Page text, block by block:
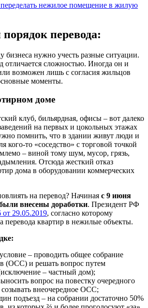
нежилое помещение в жилую
перевода:
бизнеса нужно учесть разные ситуации.
отличается сложностью. Иногда он и
возможен лишь с согласия жильцов
моменты.
доме
клуб, бильярдная, офисы – вот далеко
на первых и цокольных этажах
помнить, что в здании живут люди и
кого-то «соседство» с торговой точкой
– виной тому шум, мусор, грязь,
Отсюда жесткий отказ
дома в оборудовании коммерческих
на перевод? Начиная с 9 июня
внесены доработки. Президент РФ
29.05.2019, согласно которому
перевода квартир в нежилые объекты.
– проводить общее собрание
(ОСС) и решать вопрос путем
– частный дом);
вопрос на повестку очередного
внеочередное ОСС;
подъезд – на собрании достаточно 50%